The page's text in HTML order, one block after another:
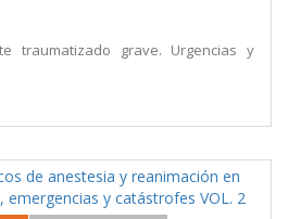
traumatizado grave. Urgencias y